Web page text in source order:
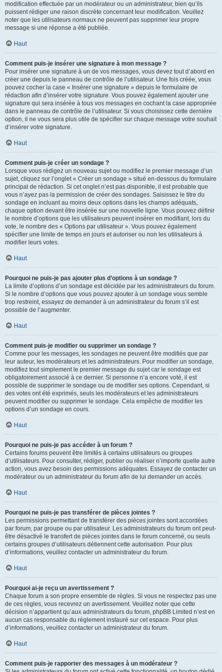
modification effectuée par un modérateur ou un administrateur, bien qu’ils
puissent rédiger une raison discrète concernant leur modification. Veuillez
noter que les utilisateurs normaux ne peuvent pas supprimer leur propre
message si une réponse a été publiée.
Haut
Comment puis-je insérer une signature à mon message ?
Pour insérer une signature à un de vos messages, vous devez tout d’abord en
créer une depuis le panneau de contrôle de l’utilisateur. Une fois créée, vous
pouvez cocher la case « Insérer une signature » depuis le formulaire de
rédaction afin d’insérer votre signature. Vous pouvez également ajouter une
signature qui sera insérée à tous vos messages en cochant la case appropriée
dans le panneau de contrôle de l’utilisateur. Si vous choisissez cette dernière
option, il ne vous sera plus utile de spécifier sur chaque message votre souhait
d’insérer votre signature.
Haut
Comment puis-je créer un sondage ?
Lorsque vous rédigez un nouveau sujet ou modifiez le premier message d’un
sujet, cliquez sur l’onglet « Créer un sondage » situé en-dessous du formulaire
principal de rédaction. Si cet onglet n’est pas disponible, il est probable que
vous n’ayez pas la permission de créer des sondages. Saisissez le titre du
sondage en incluant au moins deux options dans les champs adéquats,
chaque option devant être insérée sur une nouvelle ligne. Vous pouvez définir
le nombre d’options que les utilisateurs peuvent insérer en modifiant, lors du
vote, le nombre des « Options par utilisateur ». Vous pouvez également
spécifier une limite de temps en jours et autoriser ou non les utilisateurs à
modifier leurs votes.
Haut
Pourquoi ne puis-je pas ajouter plus d’options à un sondage ?
La limite d’options d’un sondage est décidée par les administrateurs du forum.
Si le nombre d’options que vous pouvez ajouter à un sondage vous semble
trop restreint, essayez de demander à un administrateur du forum s’il est
possible de l’augmenter.
Haut
Comment puis-je modifier ou supprimer un sondage ?
Comme pour les messages, les sondages ne peuvent être modifiés que par
leur auteur, les modérateurs et les administrateurs. Pour modifier un sondage,
modifiez tout simplement le premier message du sujet car le sondage est
obligatoirement associé à ce dernier. Si personne n’a encore voté, il est
possible de supprimer le sondage ou de modifier ses options. Cependant, si
des votes ont été exprimés, seuls les modérateurs et les administrateurs
peuvent modifier ou supprimer le sondage. Cela empêche de modifier les
options d’un sondage en cours.
Haut
Pourquoi ne puis-je pas accéder à un forum ?
Certains forums peuvent être limités à certains utilisateurs ou groupes
d’utilisateurs. Pour consulter, rédiger, publier ou réaliser n’importe quelle autre
action, vous avez besoin des permissions adéquates. Essayez de contacter un
modérateur ou un administrateur du forum afin de lui demander un accès.
Haut
Pourquoi ne puis-je pas transférer de pièces jointes ?
Les permissions permettant de transférer des pièces jointes sont accordées
par forum, par groupe ou par utilisateur. Les administrateurs du forum ont peut-
être désactivé le transfert de pièces jointes dans le forum concerné, ou seuls
certains groupes d’utilisateurs détiennent cette autorisation. Pour plus
d’informations, veuillez contacter un administrateur du forum.
Haut
Pourquoi ai-je reçu un avertissement ?
Chaque forum a son propre ensemble de règles. Si vous ne respectez pas une
de ces règles, vous recevrez un avertissement. Veuillez noter que cette
décision n’appartient qu’aux administrateurs du forum, phpBB Limited n’est en
aucun cas responsable du règlement instauré sur cet espace. Pour plus
d’informations, veuillez contacter un administrateur du forum.
Haut
Comment puis-je rapporter des messages à un modérateur ?